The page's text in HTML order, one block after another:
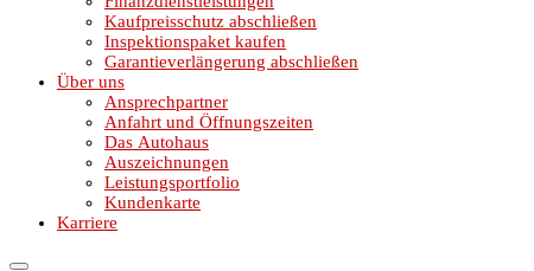
Kaufpreisschutz abschließen
Inspektionspaket kaufen
Garantieverlängerung abschließen
Über uns
Ansprechpartner
Anfahrt und Öffnungszeiten
Das Autohaus
Auszeichnungen
Leistungsportfolio
Kundenkarte
Karriere